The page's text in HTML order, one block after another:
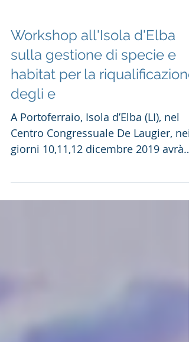
Workshop all'Isola d'Elba
sulla gestione di specie e
habitat per la riqualificazione
degli e
A Portoferraio, Isola d’Elba (LI), nel
Centro Congressuale De Laugier, nei